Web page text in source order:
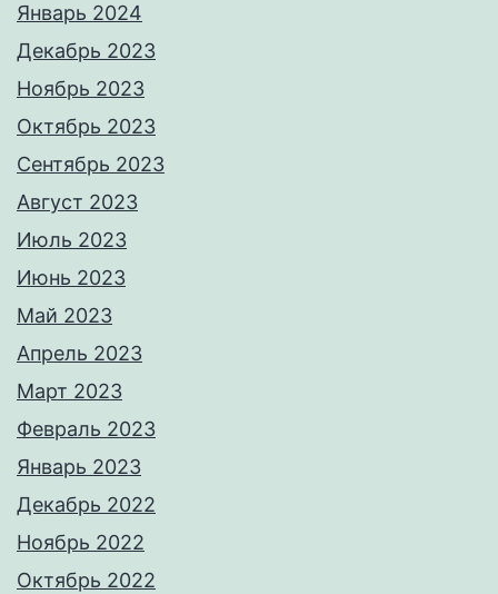
Январь 2024
Декабрь 2023
Ноябрь 2023
Октябрь 2023
Сентябрь 2023
Август 2023
Июль 2023
Июнь 2023
Май 2023
Апрель 2023
Март 2023
Февраль 2023
Январь 2023
Декабрь 2022
Ноябрь 2022
Октябрь 2022